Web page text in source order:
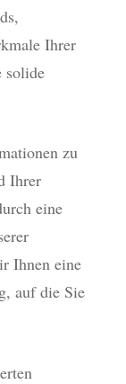
Ihrer
solide
zu
Ihrer
eine
Ihnen eine
auf die Sie